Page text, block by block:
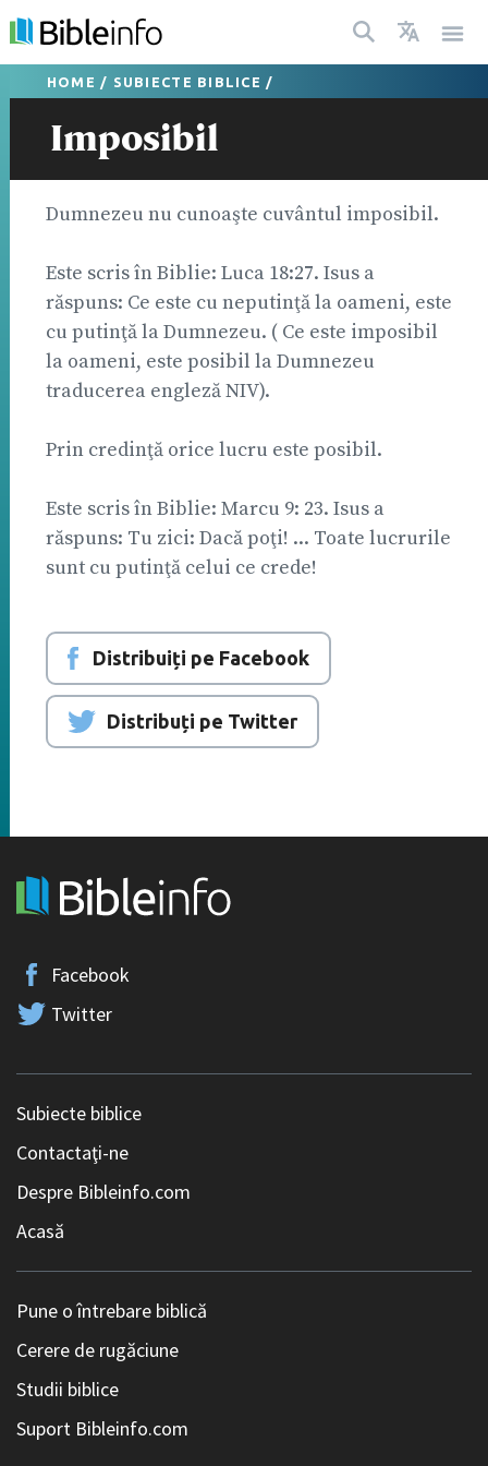
HOME / SUBIECTE BIBLICE /
Imposibil
Dumnezeu nu cunoaşte cuvântul imposibil.
Este scris în Biblie: Luca 18:27. Isus a
răspuns: Ce este cu neputinţă la oameni, este
cu putinţă la Dumnezeu. ( Ce este imposibil
la oameni, este posibil la Dumnezeu
traducerea engleză NIV).
Prin credinţă orice lucru este posibil.
Este scris în Biblie: Marcu 9: 23. Isus a
răspuns: Tu zici: Dacă poţi! ... Toate lucrurile
sunt cu putinţă celui ce crede!
Distribuiți pe Facebook
Distribuți pe Twitter
Facebook
Twitter
Subiecte biblice
Contactaţi-ne
Despre Bibleinfo.com
Acasă
Pune o întrebare biblică
Cerere de rugăciune
Studii biblice
Suport Bibleinfo.com